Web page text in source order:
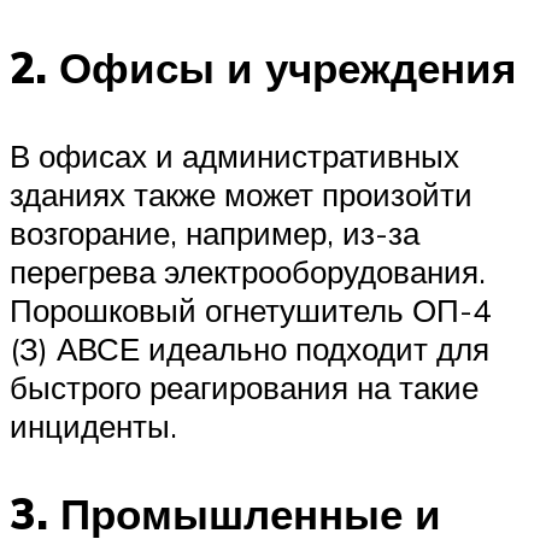
2. Офисы и учреждения
В офисах и административных
зданиях также может произойти
возгорание, например, из-за
перегрева электрооборудования.
Порошковый огнетушитель ОП-4
(З) АВСЕ идеально подходит для
быстрого реагирования на такие
инциденты.
3. Промышленные и